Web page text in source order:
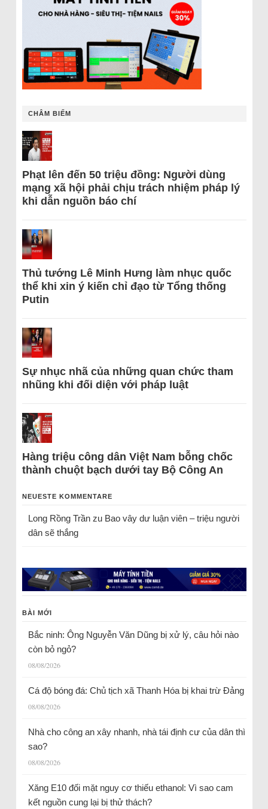
CHÂM BIẾM
Phạt lên đến 50 triệu đồng: Người dùng
mạng xã hội phải chịu trách nhiệm pháp lý
khi dẫn nguồn báo chí
Thủ tướng Lê Minh Hưng làm nhục quốc
thể khi xin ý kiến chỉ đạo từ Tổng thống
Putin
Sự nhục nhã của những quan chức tham
nhũng khi đối diện với pháp luật
Hàng triệu công dân Việt Nam bỗng chốc
thành chuột bạch dưới tay Bộ Công An
NEUESTE KOMMENTARE
Long Rồng Trầnzu Bao vây dư luận viên – triệu người
dân sẽ thắng
BÀI MỚI
Bắc ninh: Ông Nguyễn Văn Dũng bị xử lý, câu hỏi nào
còn bỏ ngỏ?
08/08/2026
Cá độ bóng đá: Chủ tịch xã Thanh Hóa bị khai trừ Đảng
08/08/2026
Nhà cho công an xây nhanh, nhà tái định cư của dân thì
sao?
08/08/2026
Xăng E10 đối mặt nguy cơ thiếu ethanol: Vì sao cam
kết nguồn cung lại bị thử thách?